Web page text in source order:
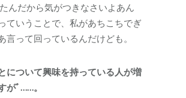
んだから気がつきなさいよあん
ていうことで、私があちこちでぎ
言って回っているんだけども。
について興味を持っている人が増
がﾞ……。